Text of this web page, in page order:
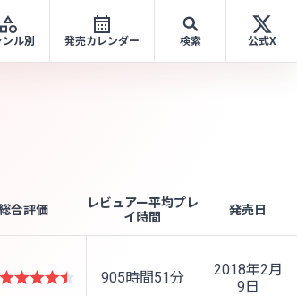
ンル別 発売カレンダー 検索 公式X
合評価
レビュアー平均プレ
イ時間
発売日
905時間51分
2018年2月
9日